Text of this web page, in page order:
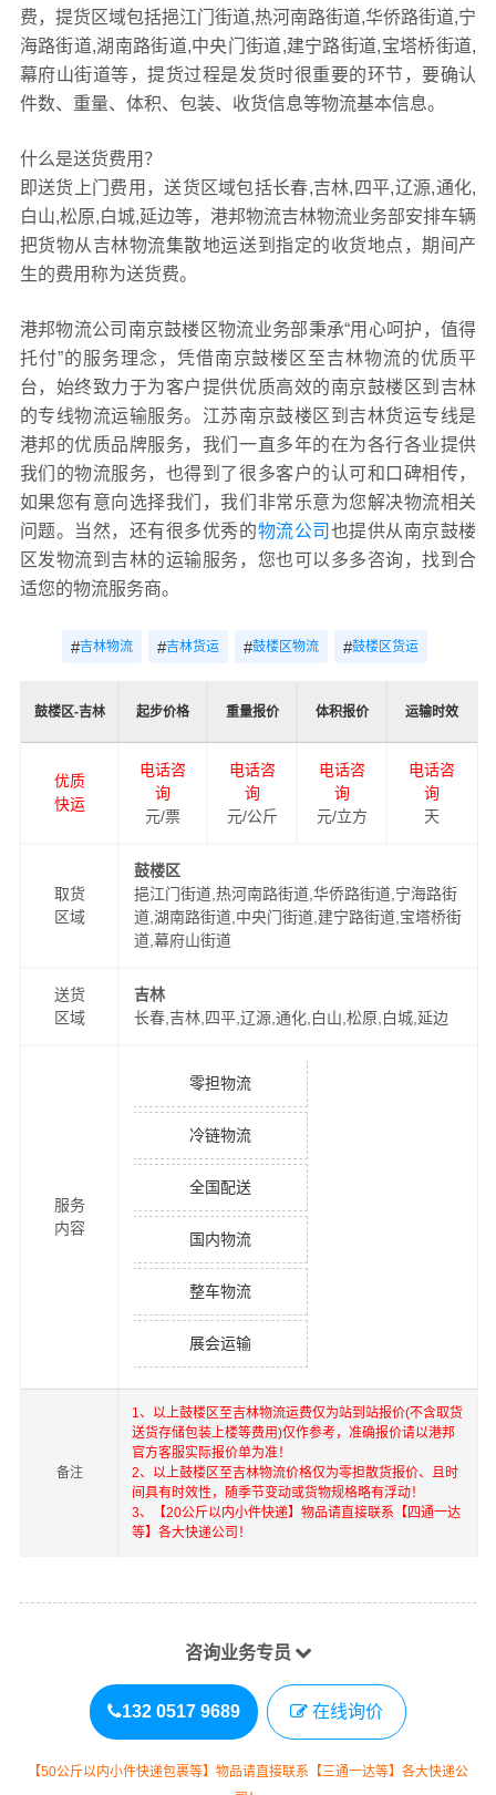
费，提货区域包括挹江门街道,热河南路街道,华侨路街道,宁
海路街道,湖南路街道,中央门街道,建宁路街道,宝塔桥街道,
幕府山街道等，提货过程是发货时很重要的环节，要确认
件数、重量、体积、包装、收货信息等物流基本信息。
什么是送货费用？
即送货上门费用，送货区域包括长春,吉林,四平,辽源,通化,
白山,松原,白城,延边等，港邦物流吉林物流业务部安排车辆
把货物从吉林物流集散地运送到指定的收货地点，期间产
生的费用称为送货费。
港邦物流公司南京鼓楼区物流业务部秉承“用心呵护，值得
托付”的服务理念，凭借南京鼓楼区至吉林物流的优质平
台，始终致力于为客户提供优质高效的南京鼓楼区到吉林
的专线物流运输服务。江苏南京鼓楼区到吉林货运专线是
港邦的优质品牌服务，我们一直多年的在为各行各业提供
我们的物流服务，也得到了很多客户的认可和口碑相传，
如果您有意向选择我们，我们非常乐意为您解决物流相关
问题。当然，还有很多优秀的物流公司 也提供从南京鼓楼
区发物流到吉林的运输服务，您也可以多多咨询，找到合
适您的物流服务商。
#吉林物流 #吉林货运 #鼓楼区物流 #鼓楼区货运
鼓楼区-吉林 起步价格 重量报价 体积报价 运输时效
优质
快运
电话咨
询
元/票
电话咨
询
元/公斤
电话咨
询
元/立方
电话咨
询
天
取货
区域
鼓楼区
挹江门街道,热河南路街道,华侨路街道,宁海路街
道,湖南路街道,中央门街道,建宁路街道,宝塔桥街
道,幕府山街道
送货
区域
吉林
长春,吉林,四平,辽源,通化,白山,松原,白城,延边
服务
内容
零担物流
冷链物流
全国配送
国内物流
整车物流
展会运输
备注
1、以上鼓楼区 至吉林物流运费仅为站到站报价(不含取货
送货存储包装上楼等费用)仅作参考，准确报价请以港邦
官方客服实际报价单为准！
2、以上鼓楼区 至吉林物流价格仅为零担散货报价、且时
间具有时效性，随季节变动或货物规格略有浮动！
3、【20公斤以内小件快递】物品请直接联系【四通一达
等】各大快递公司！
咨询业务专员
132 0517 9689 在线询价
【50公斤以内小件快递包裹等】物品请直接联系【三通一达等】各大快递公